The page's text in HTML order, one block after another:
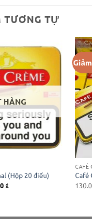
TƯƠNG TỰ
HÀNG
(Hộp 20 điếu)
₫Giá
CAFÉ
Café